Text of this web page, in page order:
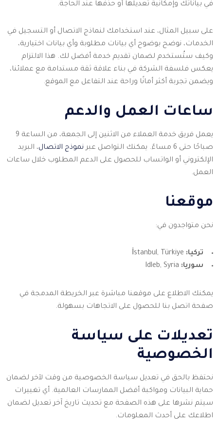
في بياناتك وإمكانية تعديلها أو حذفها عند الحاجة.
على سبيل المثال، عند استخدامك لنماذج الاتصال أو التسجيل في
الخدمات، نوضح بوضوح أي بيانات مطلوبة وأي بيانات اختيارية،
وكيف ستُستخدم لضمان تقديم خدمة أفضل لك. هذا الالتزام
يعكس فلسفة الشركة في بناء علاقة ثقة مستدامة مع عملائنا،
ويضمن تجربة أكثر أمانًا وراحة عند التفاعل مع الموقع.
ساعات العمل والدعم
يعمل فريق خدمة العملاء من الاثنين إلى الجمعة، من الساعة 9
صباحًا حتى 6 مساءً. يمكنك التواصل عبر
نموذج الاتصال، البريد
الإلكتروني أو الواتساب للحصول على الدعم المطلوب خلال ساعات
العمل.
موقعنا
نحن متواجدون في:
تركيا:
سوريا:
يمكنك الاطلاع على موقعنا مباشرة عبر الخريطة المدمجة في
صفحة اتصل بنا للحصول على الاتجاهات بسهولة.
تعديلات على سياسة
الخصوصية
نحتفظ بالحق في تعديل سياسة الخصوصية من وقت لآخر لضمان
حماية البيانات ومواكبة أفضل الممارسات العالمية. أي تغييرات
سيتم نشرها على هذه الصفحة مع تحديث تاريخ آخر تعديل لضمان
اطلاعك على أحدث المعلومات.